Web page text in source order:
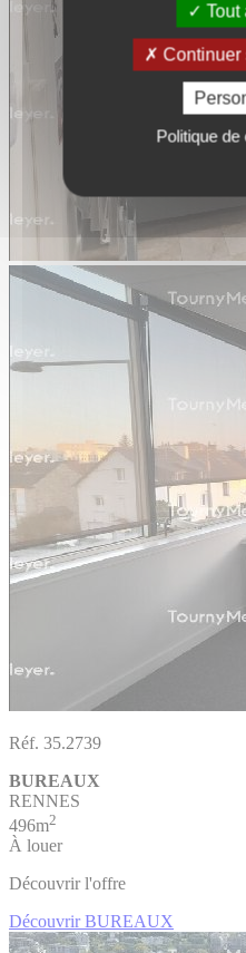
Tout
Continuer
Politique de
Réf. 35.2739
BUREAUX
RENNES
496m2
À louer
Découvrir l'offre
Découvrir BUREAUX